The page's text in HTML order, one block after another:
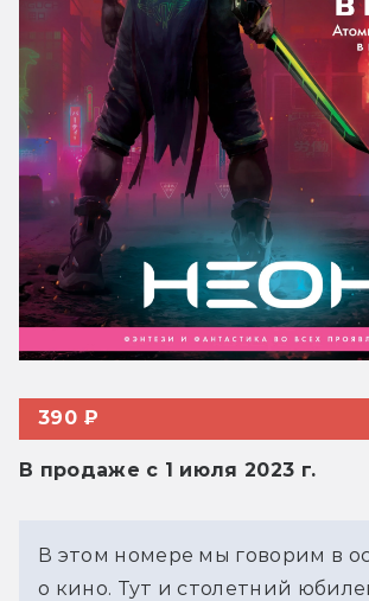
390 ₽
В продаже с 1 июля 2023 г.
В этом номере мы говорим в
о кино. Тут и столетний